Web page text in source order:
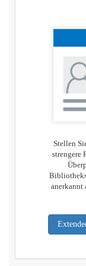
Stellen
strengere
anerkannt